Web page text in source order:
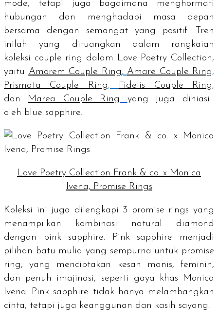
mode, tetapi juga bagaimana menghormati
hubungan dan menghadapi masa depan
bersama dengan semangat yang positif. Tren
inilah yang dituangkan dalam rangkaian
koleksi couple ring dalam Love Poetry Collection,
yaitu Amorem Couple Ring, Amare Couple Ring,
Prismata Couple Ring, Fidelis Couple Ring,
dan
Marea Couple Ring
yang juga dihiasi
oleh blue sapphire.
Love Poetry Collection Frank & co. x Monica
Ivena, Promise Rings
Koleksi ini juga dilengkapi 3 promise rings yang
menampilkan kombinasi natural diamond
dengan
pink sapphire. Pink sapphire menjadi
pilihan batu mulia yang sempurna untuk promise
ring, yang menciptakan kesan manis, feminin,
dan penuh imajinasi, seperti gaya khas Monica
Ivena. Pink sapphire tidak hanya melambangkan
cinta, tetapi juga keanggunan dan kasih sayang.